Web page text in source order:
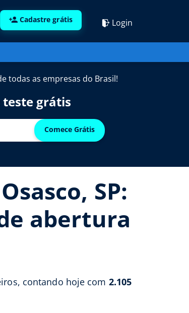
Cadastre grátis Login
todas as empresas do Brasil!
teste grátis
Comece Grátis
SP:
abertura
contando hoje com 2.105